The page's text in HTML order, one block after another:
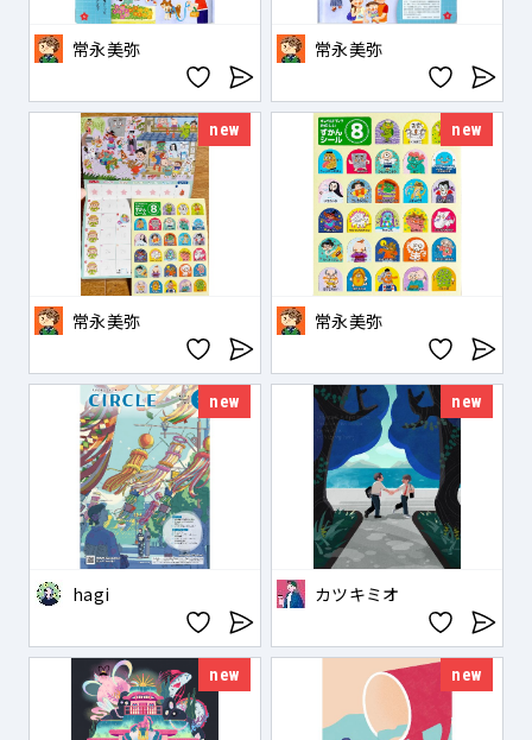
常永美弥 常永美弥
new
常永美弥
new
常永美弥
new
hagi
new
カツキミオ
new new